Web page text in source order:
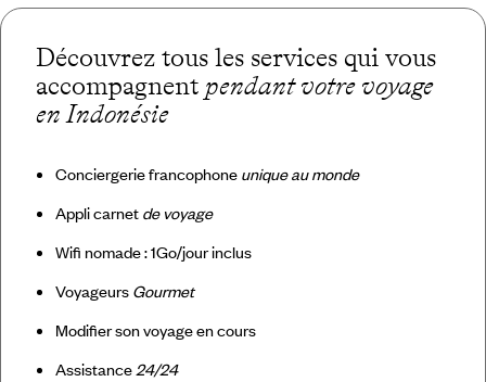
Découvrez tous les services qui vous
accompagnent pendant votre voyage
en Indonésie
Conciergerie francophone unique au monde
Appli carnet de voyage
Wifi nomade : 1Go/jour inclus
Voyageurs Gourmet
Modifier son voyage en cours
Assistance24/24